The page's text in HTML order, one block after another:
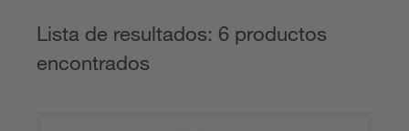
Lista de resultados: 6 productos
encontrados